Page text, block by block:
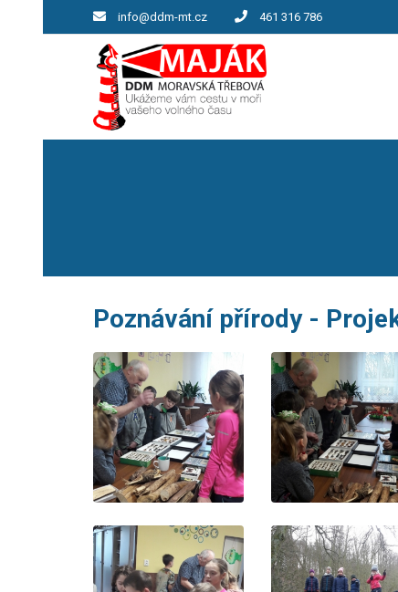
info@ddm-mt.cz 461 316 786
Poznávání přírody -